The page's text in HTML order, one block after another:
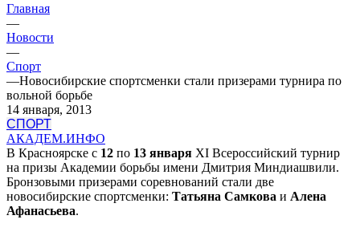
Главная
—
Новости
—
Спорт
—Новосибирские спортсменки стали призерами турнира по
вольной борьбе
14 января, 2013
СПОРТ
АКАДЕМ.ИНФО
В Красноярске с 12 по 13 января XI Всероссийский турнир
на призы Академии борьбы имени Дмитрия Миндиашвили.
Бронзовыми призерами соревнований стали две
новосибирские спортсменки: Татьяна Самкова и Алена
Афанасьева.